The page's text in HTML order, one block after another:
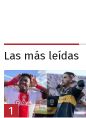
Las más leídas
1